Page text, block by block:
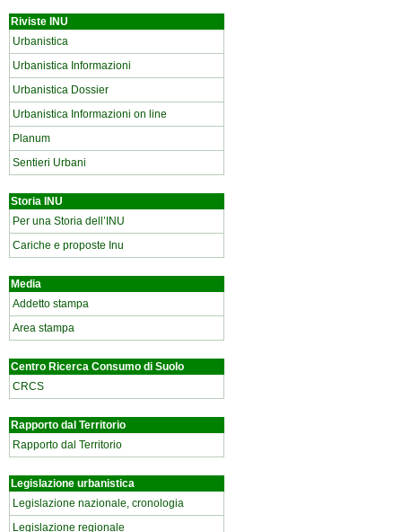
Riviste INU
Urbanistica
Urbanistica Informazioni
Urbanistica Dossier
Urbanistica Informazioni on line
Planum
Sentieri Urbani
Storia INU
Per una Storia dell’INU
Cariche e proposte Inu
Media
Addetto stampa
Area stampa
Centro Ricerca Consumo di Suolo
CRCS
Rapporto dal Territorio
Rapporto dal Territorio
Legislazione urbanistica
Legislazione nazionale, cronologia
Legislazione regionale